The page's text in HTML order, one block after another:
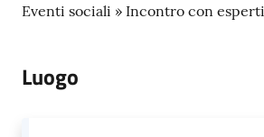
Eventi sociali » Incontro con esperti
Luogo